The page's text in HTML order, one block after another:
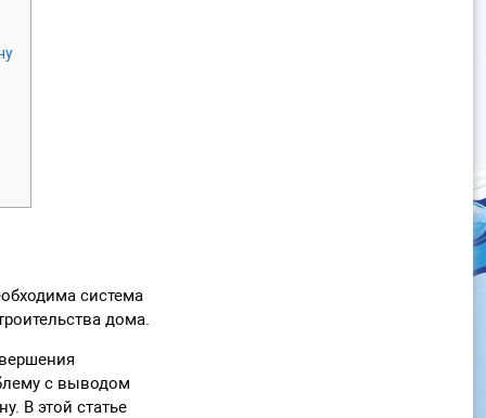
система
дома.
с выводом
В этой статье